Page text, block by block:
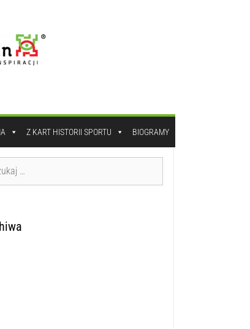
Z KART HISTORII SPORTU BIOGRAMY